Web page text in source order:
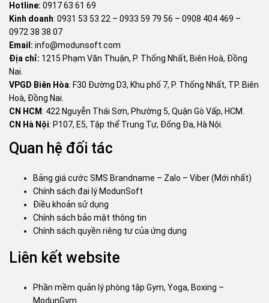
Hotline: 0917 63 61 69
Kinh doanh: 0931 53 53 22 – 0933 59 79 56 – 0908 404 469 –
0972 38 38 07
Email: info@modunsoft.com
Địa chỉ: 1215 Phạm Văn Thuận, P. Thống Nhất, Biên Hoà, Đồng
Nai.
VPGD Biên Hòa: F30 Đường D3, Khu phố 7, P. Thống Nhất, TP. Biên
Hoà, Đồng Nai.
CN HCM: 422 Nguyễn Thái Sơn, Phường 5, Quận Gò Vấp, HCM.
CN Hà Nội: P107, E5, Tập thể Trung Tự, Đống Đa, Hà Nội.
Quan hệ đối tác
Bảng giá cước SMS Brandname – Zalo – Viber (Mới nhất)
Chính sách đại lý ModunSoft
Điều khoản sử dụng
Chính sách bảo mật thông tin
Chính sách quyền riêng tư của ứng dụng
Liên kết website
Phần mềm quản lý phòng tập Gym, Yoga, Boxing –
ModunGym